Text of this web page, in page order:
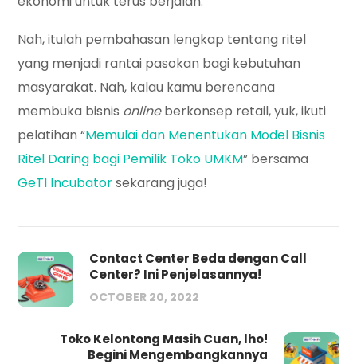
Nah, itulah pembahasan lengkap tentang ritel
yang menjadi rantai pasokan bagi kebutuhan
masyarakat. Nah, kalau kamu berencana
membuka bisnis onlineberkonsep retail, yuk, ikuti
pelatihan “Memulai dan Menentukan Model Bisnis
Ritel Daring bagi Pemilik Toko UMKM” bersama
GeTI Incubatorsekarang juga!
Contact Center Beda dengan Call
Center? Ini Penjelasannya!
OCTOBER 20, 2022
Toko Kelontong Masih Cuan, lho!
Begini Mengembangkannya